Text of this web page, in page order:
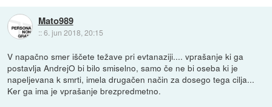
Mato989
::6. jun 2018, 20:15
V napačno smer iščete težave pri evtanaziji.... vprašanje ki ga
postavlja AndrejO bi bilo smiselno, samo če ne bi oseba ki je
napeljevana k smrti, imela drugačen način za dosego tega cilja...
Ker ga ima je vprašanje brezpredmetno.